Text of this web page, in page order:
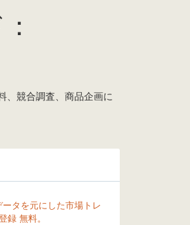
、競合調査、商品企画に
タを元にした市場トレ
録 無料。